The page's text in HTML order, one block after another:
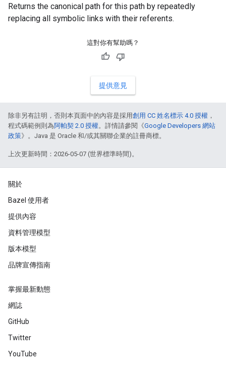
Returns the canonical path for this path by repeatedly
replacing all symbolic links with their referents.
這對你有幫助嗎？
提供意見
除非另有註明，否則本頁面中的內容是採用創用 CC 姓名標示 4.0 授權 ，
程式碼範例則為阿帕契 2.0 授權。詳情請參閱《Google Developers 網站
政策》。Java 是 Oracle 和/或其關聯企業的註冊商標。
上次更新時間：2026-05-07 (世界標準時間)。
關於
Bazel 使用者
提供內容
資料管理模型
版本模型
品牌宣傳指南
掌握最新動態
網誌
GitHub
Twitter
YouTube